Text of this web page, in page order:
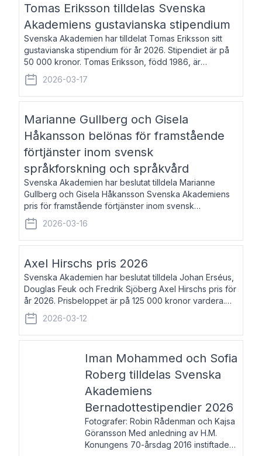
Tomas Eriksson tilldelas Svenska
Akademiens gustavianska stipendium
Svenska Akademien har tilldelat Tomas Eriksson sitt
gustavianska stipendium för år 2026. Stipendiet är på
50 000 kronor. Tomas Eriksson, född 1986, är
projektledare inom marknadsföring och författare och
utkom i fjol med boken Syndabocken.
2026-03-17
Marianne Gullberg och Gisela
Håkansson belönas för framstående
förtjänster inom svensk
språkforskning och språkvård
Svenska Akademien har beslutat tilldela Marianne
Gullberg och Gisela Håkansson Svenska Akademiens
pris för framstående förtjänster inom svensk
språkforskning och språkvård till minne av Carl Gabriel
och Karin Forsberg för år 2026. Prissumma
2026-03-16
Axel Hirschs pris 2026
Svenska Akademien har beslutat tilldela Johan Erséus,
Douglas Feuk och Fredrik Sjöberg Axel Hirschs pris för
år 2026. Prisbeloppet är på 125 000 kronor vardera.
Johan Erséus, född 1959, är fackboksförfattare och
journalist med mångårigt för
2026-03-12
Iman Mohammed och Sofia
Roberg tilldelas Svenska
Akademiens
Bernadottestipendier 2026
Fotografer: Robin Rådenman och Kajsa
Göransson Med anledning av H.M.
Konungens 70-årsdag 2016 instiftade